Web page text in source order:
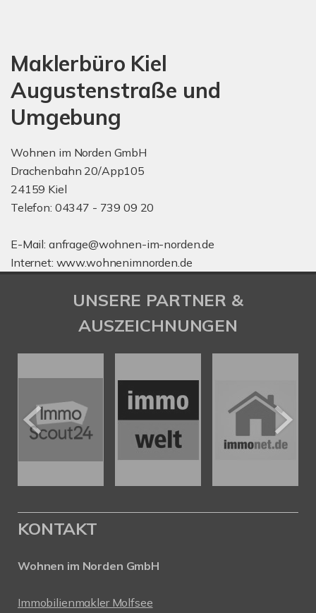
Maklerbüro Kiel
Augustenstraße und
Umgebung
Wohnen im Norden GmbH
Drachenbahn 20/App105
24159 Kiel
Telefon: 04347 - 739 09 20
E-Mail: anfrage@wohnen-im-norden.de
Internet: www.wohnenimnorden.de
UNSERE PARTNER &
AUSZEICHNUNGEN
KONTAKT
Wohnen im Norden GmbH
Immobilienmakler Molfsee